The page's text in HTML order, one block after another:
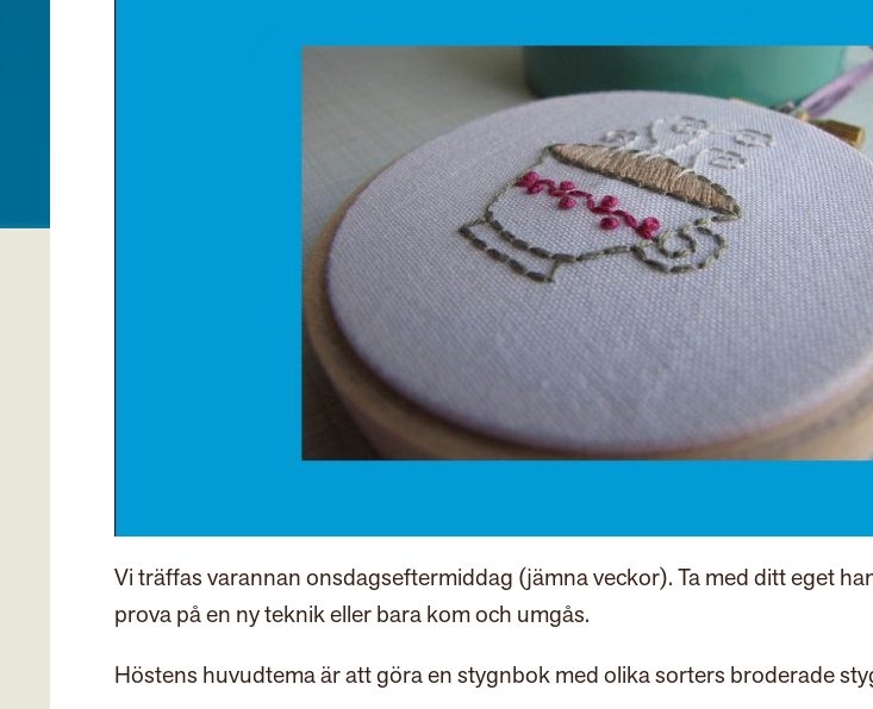
Vi träffas varannan onsdagseftermiddag (jämna veckor). Ta med ditt eget
prova på en ny teknik eller bara kom och umgås.
Höstens huvudtema är att göra en stygnbok med olika sorters broderade